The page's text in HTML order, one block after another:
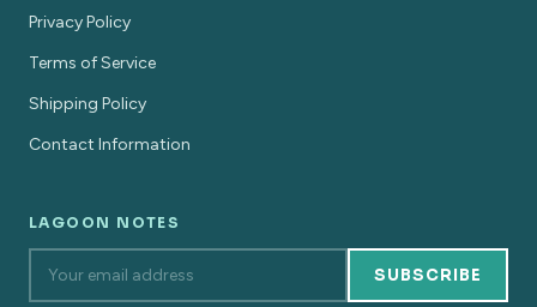
Privacy Policy
Terms of Service
Shipping Policy
Contact Information
LAGOON NOTES
SUBSCRIBE